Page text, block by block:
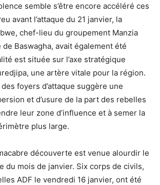
semble s’être encore accéléré ces
avant l’attaque du 21 janvier, la
chef-lieu du groupement Manzia
Baswagha, avait également été
est située sur l’axe stratégique
une artère vitale pour la région.
foyers d’attaque suggère une
et d’usure de la part des rebelles
leur zone d’influence et à semer la
plus large.
découverte est venue alourdir le
du mois de janvier. Six corps de civils,
ADF le vendredi 16 janvier, ont été